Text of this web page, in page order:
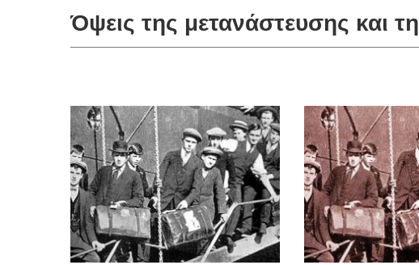
Όψεις της μετανάστευσης και